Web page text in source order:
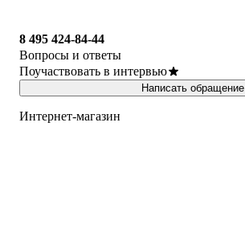
8 495 424-84-44
Вопросы и ответы
Поучаствовать в интервью
Написать обращение
Интернет-магазин